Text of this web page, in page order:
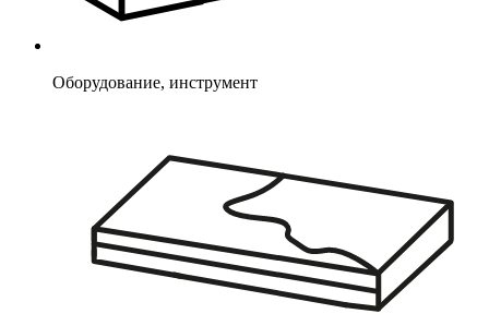
Оборудование, инструмент